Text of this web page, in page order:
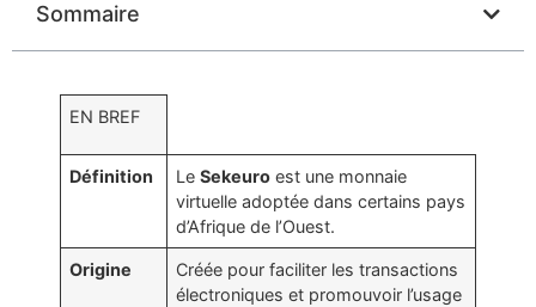
Sommaire
EN BREF
Définition LeSekeuro est une monnaie
virtuelle adoptée dans certains pays
d’Afrique de l’Ouest.
Origine
Créée pour faciliter les transactions
électroniques et promouvoir l’usage